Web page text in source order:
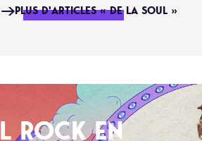
PLUS D'ARTICLES « DE LA SOUL »
ROCK EN